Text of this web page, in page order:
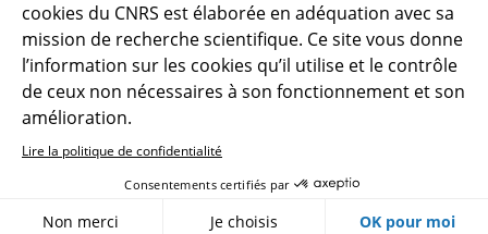
CNRS Le Mag
© 2026, CNRS
Créer un compte Se connecter
Gestion des cookies
cookies du CNRS est élaborée en adéquation avec sa
mission de recherche scientifique. Ce site vous donne
l’information sur les cookies qu’il utilise et le contrôle
de ceux non nécessaires à son fonctionnement et son
amélioration.
Lire la politique de confidentialité
Consentements certifiés par
Non merci Je choisis OK pour moi